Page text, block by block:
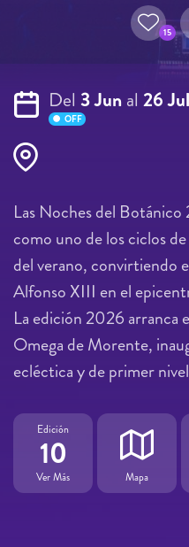
15
Del 3 Junal 26 Jul
OFF
Las Noches del
como uno de los ciclos
del verano, convirtiendo
Alfonso XIII en el
La edición 2026 arranca
Omega de Morente,
ecléctica y de primer
Edición
10
Ver Más Mapa